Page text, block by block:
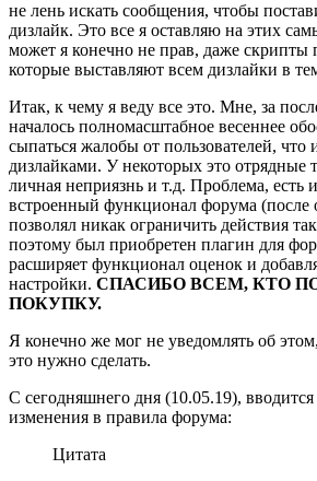
не лень искать сообщения, чтобы
дизлайк. Это все я оставляю на этих
может я конечно не прав, даже скрипты
которые выставляют всем дизлайки в
Итак, к чему я веду все это. Мне, за
началось полномасштабное весеннее
сыпаться жалобы от пользователей, что
дизлайками. У некоторых это отрядные
личная неприязнь и т.д. Проблема, есть
встроенный функционал форума (после
позволял никак ограничить действия
поэтому был приобретен плагин для
расширяет функционал оценок и
настройки. СПАСИБО ВСЕМ, КТО
ПОКУПКУ.
Я конечно же мог не уведомлять об
это нужно сделать.
С сегодняшнего дня (10.05.19),
изменения в правила форума:
Цитата